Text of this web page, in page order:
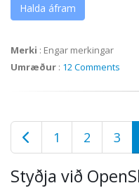
Halda áfram
Merki : Engar merkingar
Umræður : 12 Comments
1 2 3
Styðja við